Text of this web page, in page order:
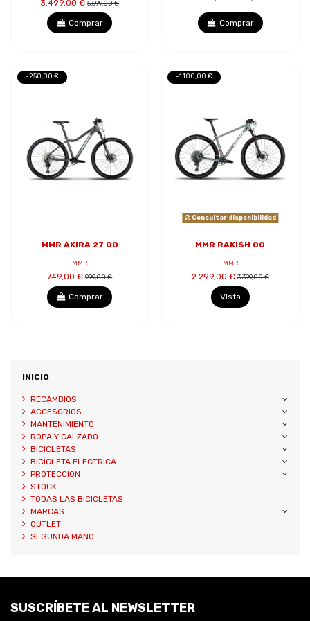
3.499,00 €5.599,00 €
Comprar Comprar
-250,00 €
MMR AKIRA 27 00
MMR
749,00 €999,00 €
Comprar
-1.100,00 €
Consultar disponibilidad
MMR RAKISH 00
MMR
2.299,00 €3.399,00 €
Vista
INICIO
RECAMBIOS
ACCESORIOS
MANTENIMIENTO
ROPA Y CALZADO
BICICLETAS
BICICLETA ELECTRICA
PROTECCION
STOCK
TODAS LAS BICICLETAS
MARCAS
OUTLET
SEGUNDA MANO
SUSCRÍBETE AL NEWSLETTER